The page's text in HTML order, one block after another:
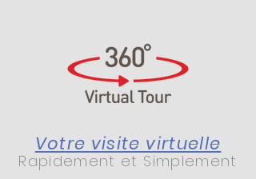
Votre visite virtuelle
Rapidement et Simplement